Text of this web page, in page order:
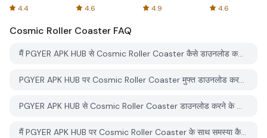
4.4
Spreadsheets
4.6 4.9
AFTVnews
4.6
Cosmic Roller Coaster FAQ
मैं PGYER APK HUB से Cosmic Roller Coaster कैसे डाउनलोड करूं?
PGYER APK HUB पर Cosmic Roller Coaster मुफ्त डाउनलोड करने के लिए है?
PGYER APK HUB से Cosmic Roller Coaster डाउनलोड करने के लिए मुझे एक खाता चाहिए?
मैं PGYER APK HUB पर Cosmic Roller Coaster के साथ समस्या कैसे रिपोर्ट कर सकता हूँ?